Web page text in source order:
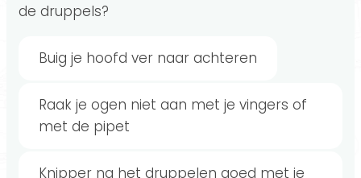
de druppels?
Buig je hoofd ver naar achteren
Raak je ogen niet aan met je vingers of
met de pipet
Knipper na het druppelen goed met je